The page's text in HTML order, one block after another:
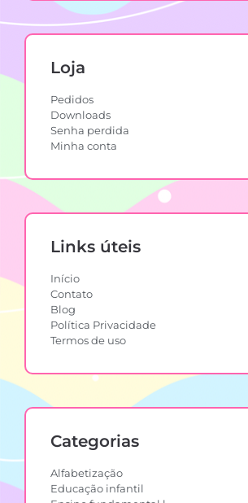
Loja
Pedidos
Downloads
Senha perdida
Minha conta
Links úteis
Início
Contato
Blog
Política Privacidade
Termos de uso
Categorias
Alfabetização
Educação infantil